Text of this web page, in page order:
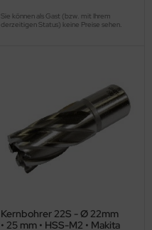
Sie können als Gast (bzw. mit Ihrem
derzeitigen Status) keine Preise sehen.
Kernbohrer 22S - Ø 22mm
• 25 mm • HSS-M2 • Makita